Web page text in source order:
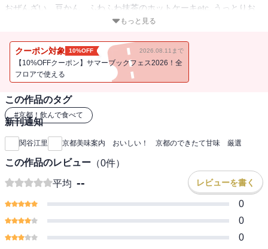
おぜんざい、豆かん、ふわふわ抹茶のホットケーキetc. うっとりお
いしい、京都のできたて甘味が満載です。京都に魂を奪われ移住し
楽しい１冊。電子書籍オリジナル作品です
もっと見る
クーポン対象 10%OFF 2026.08.11まで
【10%OFFクーポン】サマーブックフェス2026！全
フロアで使える
この作品のタグ
#京都！飲んで食べて
新刊通知
関谷江里 京都美味案内 おいしい！ 京都のできたて甘味 厳選
この作品のレビュー （0件）
平均 -- レビューを書く
0
0
0